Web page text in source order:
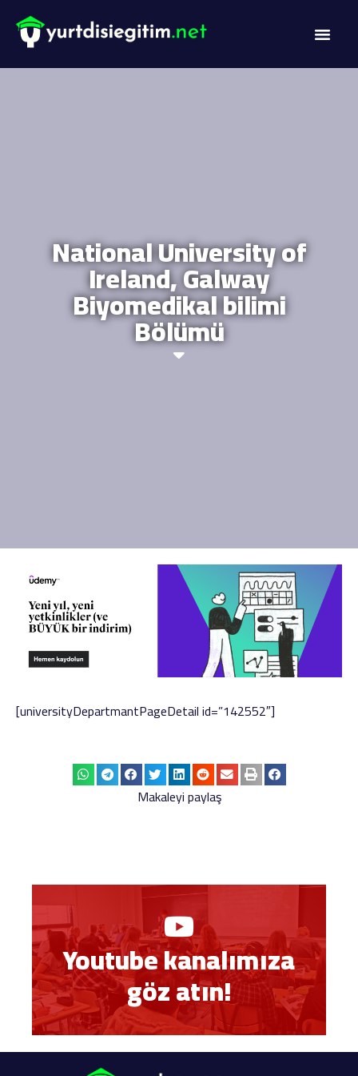
National University of
Ireland, Galway
Biyomedikal bilimi
Bölümü
[universityDepartmantPageDetail id=”142552″]
Makaleyi paylaş
Youtube kanalımıza
göz atın!